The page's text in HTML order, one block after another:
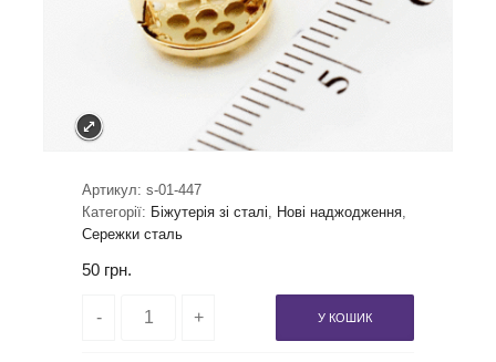
Артикул: s-01-447
Категорії: Біжутерія зі сталі, Нові наджодження,
Сережки сталь
50 грн.
У КОШИК